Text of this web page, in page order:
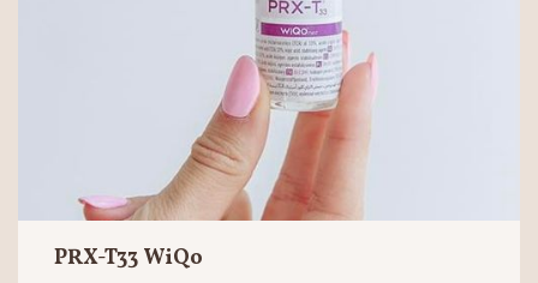
PRX-T33 WiQo